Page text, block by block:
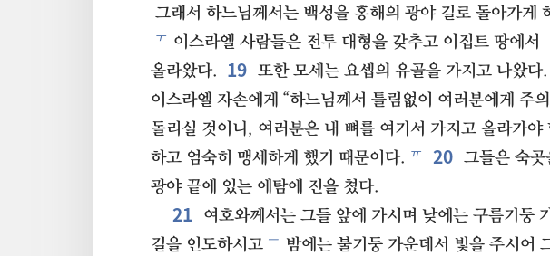
그래서 하느님께서는 백성을 홍해의 광야 길로 돌아가게
ㅜ 이스라엘 사람들은 전투 대형을 갖추고 이집트 땅에서
올라왔다.
19 또한 모세는 요셉의 유골을 가지고 나왔다.
이스라엘 자손에게 “하느님께서 틀림없이 여러분에게 주
돌리실 것이니, 여러분은 내 뼈를 여기서 가지고 올라가야
하고 엄숙히 맹세하게 했기 때문이다. ㅠ 20 그들은 숙곳
광야 끝에 있는 에탐에 진을 쳤다.
21
여호와께서는 그들 앞에 가시며 낮에는 구름기둥
길을 인도하시고 ㅡ 밤에는 불기둥 가운데서 빛을 주시어